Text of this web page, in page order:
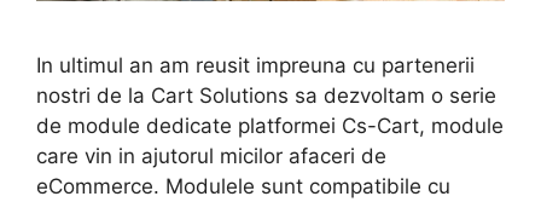
In ultimul an am reusit impreuna cu partenerii
nostri de la Cart Solutions sa dezvoltam o serie
de module dedicate platformei Cs-Cart, module
care vin in ajutorul micilor afaceri de
eCommerce. Modulele sunt compatibile cu